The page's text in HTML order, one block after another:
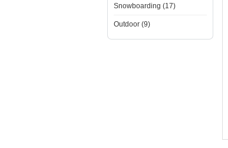
Snowboarding (17)
Outdoor (9)